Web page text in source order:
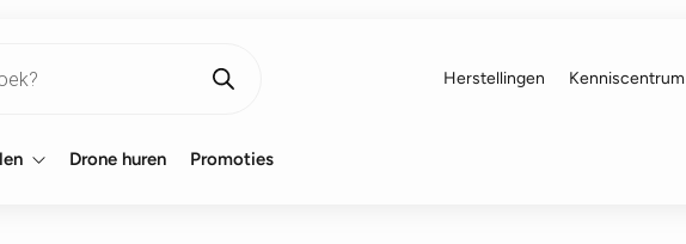
Herstellingen Kenniscentrum
Drone huren Promoties